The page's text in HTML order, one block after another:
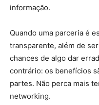
informação.
Quando uma parceria é
transparente, além de
chances de algo dar
contrário: os benefícios
partes. Não perca mais
networking.